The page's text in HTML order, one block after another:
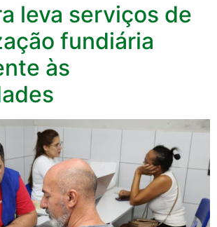
leva serviços de
fundiária
às